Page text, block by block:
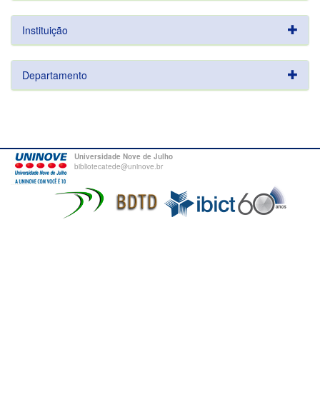
Instituição
Departamento
Universidade Nove de Julho
bibliotecatede@uninove.br